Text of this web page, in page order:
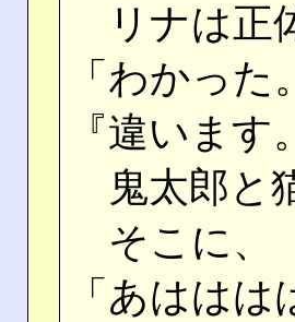
リナは正
「わかっ
『違います
鬼太郎と
そこに、
「あはは